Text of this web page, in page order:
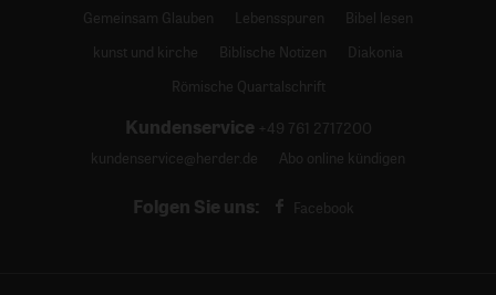
Gemeinsam Glauben
Lebensspuren
Bibel lesen
kunst und kirche
Biblische Notizen
Diakonia
Römische Quartalschrift
Kundenservice +49 761 2717200
kundenservice@herder.de
Abo online kündigen
Folgen Sie uns: Facebook